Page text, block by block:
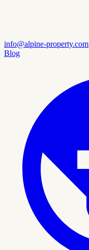
info@alpine-property.com
Blog